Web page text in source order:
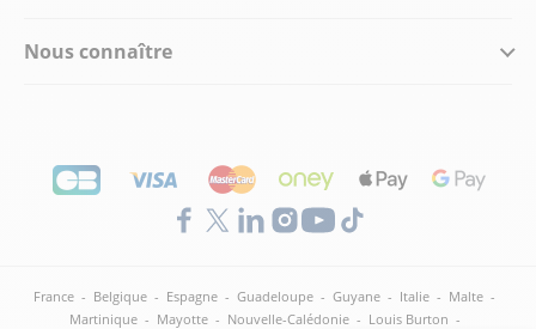
Nous connaître
France - Belgique - Espagne - Guadeloupe - Guyane - Italie - Malte -
Martinique - Mayotte - Nouvelle-Calédonie - Louis Burton -